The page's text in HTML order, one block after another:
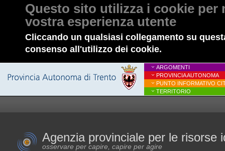
Questo sito utilizza i cookie per
vostra esperienza utente
Cliccando un qualsiasi collegamento su
consenso all'utilizzo dei cookie.
ARGOMENTI
PROVINCIA AUTONOMA
PUNTO INFORMATIVO
TERRITORIO
Agenzia provinciale per le risorse
osservare per capire, capire per agire